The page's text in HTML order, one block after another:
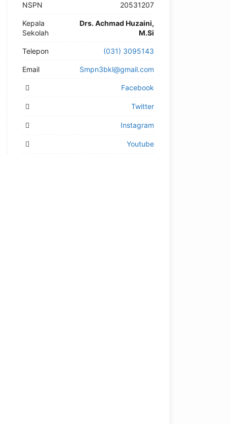
NSPN 20531207
Kepala
Sekolah
Drs. Achmad Huzaini,
M.Si
Telepon (031) 3095143
Email Smpn3bkl@gmail.com
Facebook
Twitter
Instagram
Youtube